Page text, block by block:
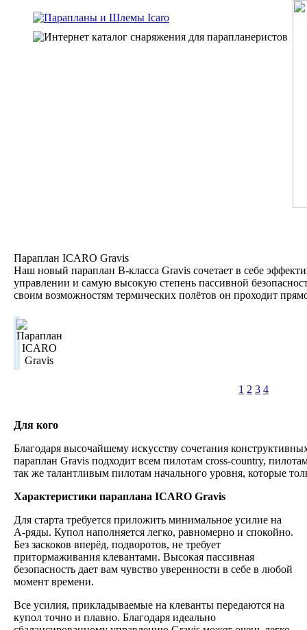
Параплан ICARO Gravis
Наш новый параплан В-класса Gravis сочетает в себе
управлении и самую высокую степень пассивной
своим возможностям термических полётов он проходит
1 2 3 4
Для кого
Благодаря высочайшему искусству сочетания
параплан Gravis подходит всем пилотам cross-country,
так же талантливым пилотам начального уровня, которые
Характеристики параплана ICARO Gravis
Для старта требуется приложить минимальное усилие на
А-ряды. Купол наполняется легко, равномерно и спокойно.
Без заскоков вперёд, подворотов, не требует
притормаживания клевантами. Высокая пассивная
безопасность дает вам чувство уверенности в себе в любой
момент времени.
Все усилия, прикладываемые на клеванты передаются на
купол точно и плавно. Благодаря идеально